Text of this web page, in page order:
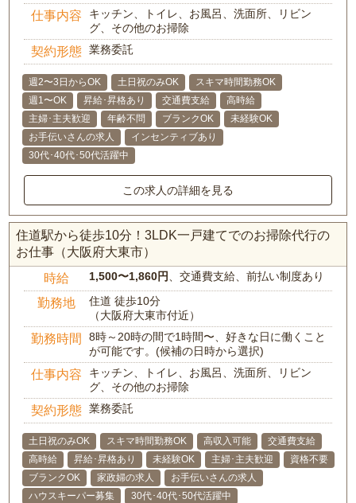
仕事内容
キッチン、トイレ、お風呂、洗面所、リビン
グ、その他のお掃除
契約形態 業務委託
週2〜3日からOK 土日祝のみOK
スキマ時間勤務OK
週1〜OK
昇給･昇格あり 交通費支給
高時給
主婦･主夫歓迎
年齢不問 ブランクOK
未経験OK
お手伝いさんの求人
インセンティブあり
30代･40代･50代活躍中
この求人の詳細を見る
住道駅から徒歩10分！3LDK一戸建てでのお掃除代行の
お仕事（大阪府大東市）
時給 1,500〜1,860円、交通費支給、前払い制度あり
勤務地
住道 徒歩10分
（大阪府大東市付近）
勤務時間
8時～20時の間で1時間〜、好きな日に働くこと
が可能です。(候補の日時から選択)
仕事内容
キッチン、トイレ、お風呂、洗面所、リビン
グ、その他のお掃除
契約形態 業務委託
土日祝のみOK スキマ時間勤務OK 高収入可能
交通費支給
高時給
昇給･昇格あり 未経験OK 主婦･主夫歓迎
資格不要
ブランクOK
家政婦の求人
お手伝いさんの求人
ハウスキーパー募集
30代･40代･50代活躍中